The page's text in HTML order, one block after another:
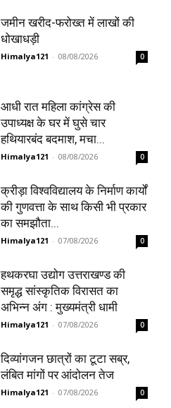
जमीन खरीद-फरोख्त में लाखों की
धोखाधड़ी
Himalya121 - 08/08/2026 0
आधी रात महिला कांग्रेस की
उपाध्यक्ष के घर में घुसे चार
हथियारबंद बदमाश, मचा...
Himalya121 - 08/08/2026 0
क्रीड़ा विश्वविद्यालय के निर्माण कार्यों
की गुणवत्ता के साथ किसी भी प्रकार
का समझौता...
Himalya121 - 07/08/2026 0
हथकरघा उद्योग उत्तराखण्ड की
समृद्ध सांस्कृतिक विरासत का
अभिन्न अंग : मुख्यमंत्री धामी
Himalya121 - 07/08/2026 0
दिव्यांगजन छात्रों का टूटा सब्र,
लंबित मांगों पर आंदोलन तेज
Himalya121 - 07/08/2026 0